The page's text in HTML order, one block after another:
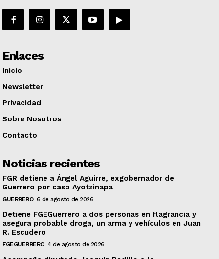
Enlaces
Inicio
Newsletter
Privacidad
Sobre Nosotros
Contacto
Noticias recientes
FGR detiene a Ángel Aguirre, exgobernador de
Guerrero por caso Ayotzinapa
GUERRERO 6 de agosto de 2026
Detiene FGEGuerrero a dos personas en flagrancia y
asegura probable droga, un arma y vehículos en Juan
R. Escudero
FGEGUERRERO 4 de agosto de 2026